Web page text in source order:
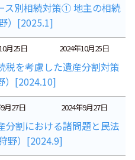
別相続対策① 地主の相続
）[2025.1]
月25日 2024年10月25日
を考慮した遺産分割対策
）[2024.10]
月27日 2024年9月27日
割における諸問題と民法
野）[2024.9]